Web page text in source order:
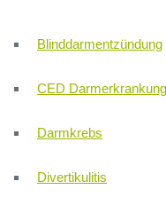
Blinddarmentzündung
CED Darmerkrankung
Darmkrebs
Divertikulitis